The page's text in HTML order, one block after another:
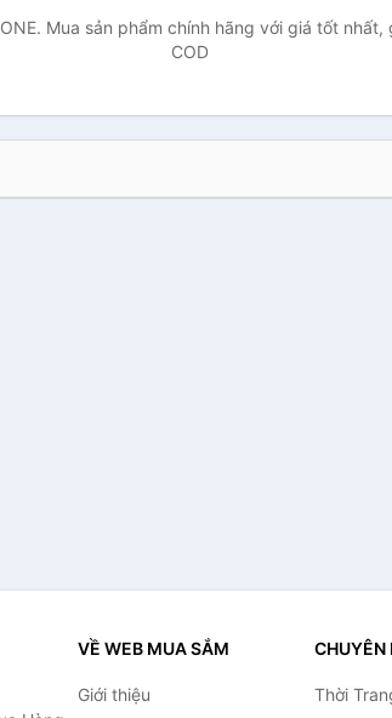
& SƯU TẦM Ô TÔ MÔ TÔ, XE MÁY
Mua sản phẩm chính hãng với giá tốt
COD
VỀ WEB MUA SẮM
Giới thiệu
CHUYÊN
Thời